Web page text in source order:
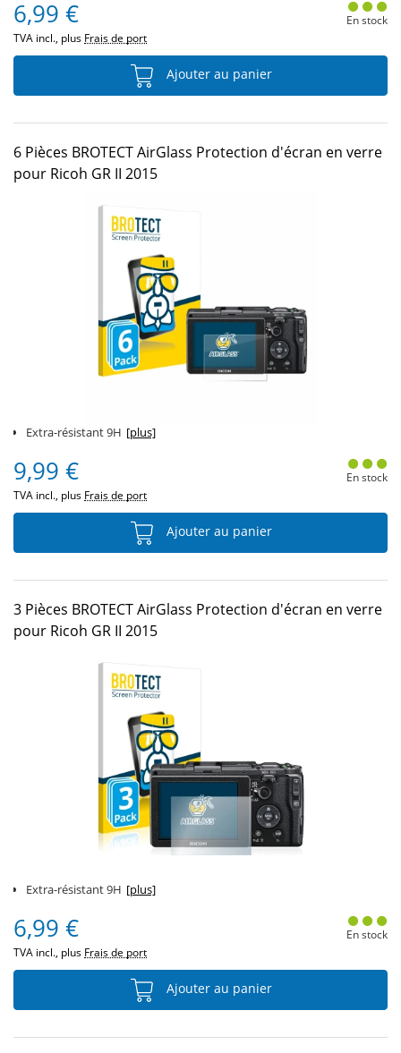
6,99 €
TVA incl., plus Frais de port
En stock
Ajouter au panier
6 Pièces BROTECT AirGlass Protection d'écran en verre
pour Ricoh GR II 2015
Extra-résistant 9H [plus]
9,99 €
TVA incl., plus Frais de port
En stock
Ajouter au panier
3 Pièces BROTECT AirGlass Protection d'écran en verre
pour Ricoh GR II 2015
Extra-résistant 9H [plus]
6,99 €
TVA incl., plus Frais de port
En stock
Ajouter au panier